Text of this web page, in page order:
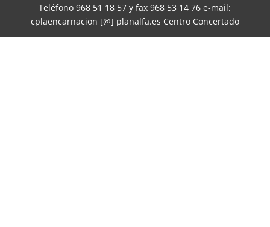
Teléfono 968 51 18 57 y fax 968 53 14 76 e-mail:
cplaencarnacion [@] planalfa.es Centro Concertado